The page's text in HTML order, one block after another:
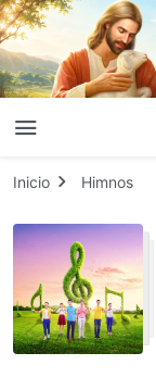
Inicio Himnos